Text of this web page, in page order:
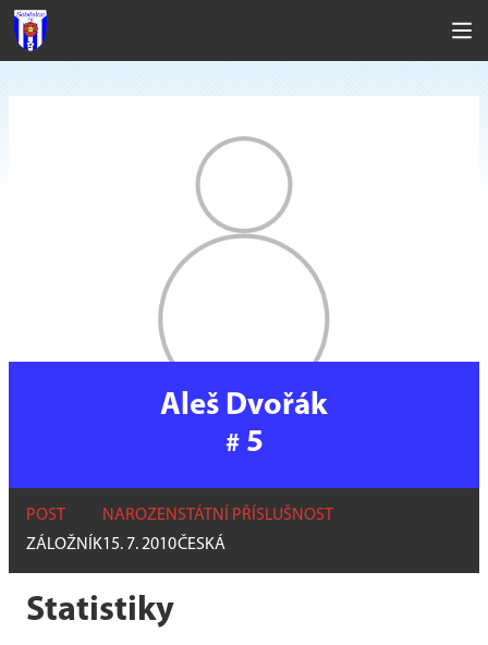
Aleš Dvořák
# 5
POST
ZÁLOŽNÍK
NAROZEN
15. 7. 2010
STÁTNÍ PŘÍSLUŠNOST
ČESKÁ
Statistiky